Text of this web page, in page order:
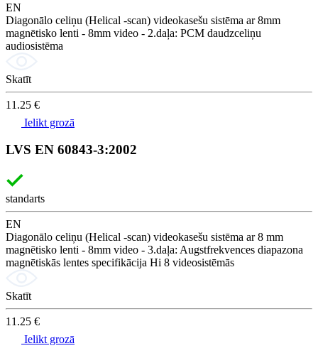
EN
Diagonālo celiņu (Helical -scan) videokasešu sistēma ar 8mm
magnētisko lenti - 8mm video - 2.daļa: PCM daudzceliņu
audiosistēma
Skatīt
11.25 €
Ielikt grozā
LVS EN 60843-3:2002
standarts
EN
Diagonālo celiņu (Helical -scan) videokasešu sistēma ar 8 mm
magnētisko lenti - 8mm video - 3.daļa: Augstfrekvences diapazona
magnētiskās lentes specifikācija Hi 8 videosistēmās
Skatīt
11.25 €
Ielikt grozā